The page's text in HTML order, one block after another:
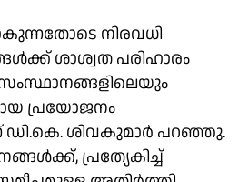
നിരവധി
ശാശ്വത പരിഹാരം
പ്രയോജനം
ശിവകുമാർ പറഞ്ഞു.
പ്രത്യേകിച്ച്